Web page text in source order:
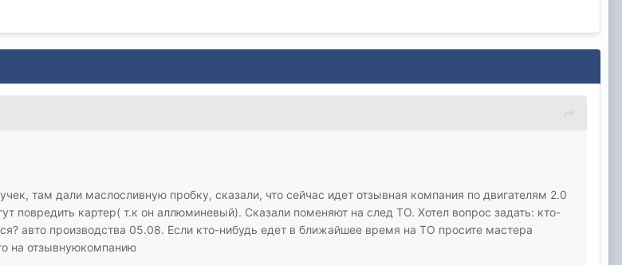
там дали маслосливную пробку, сказали, что сейчас идет отзывная компания по двигателям 2.0
повредить картер( т.к он аллюминевый). Сказали поменяют на след ТО. Хотел вопрос задать: кто-
авто производства 05.08. Если кто-нибудь едет в ближайшее время на ТО просите мастера
на отзывнуюкомпанию